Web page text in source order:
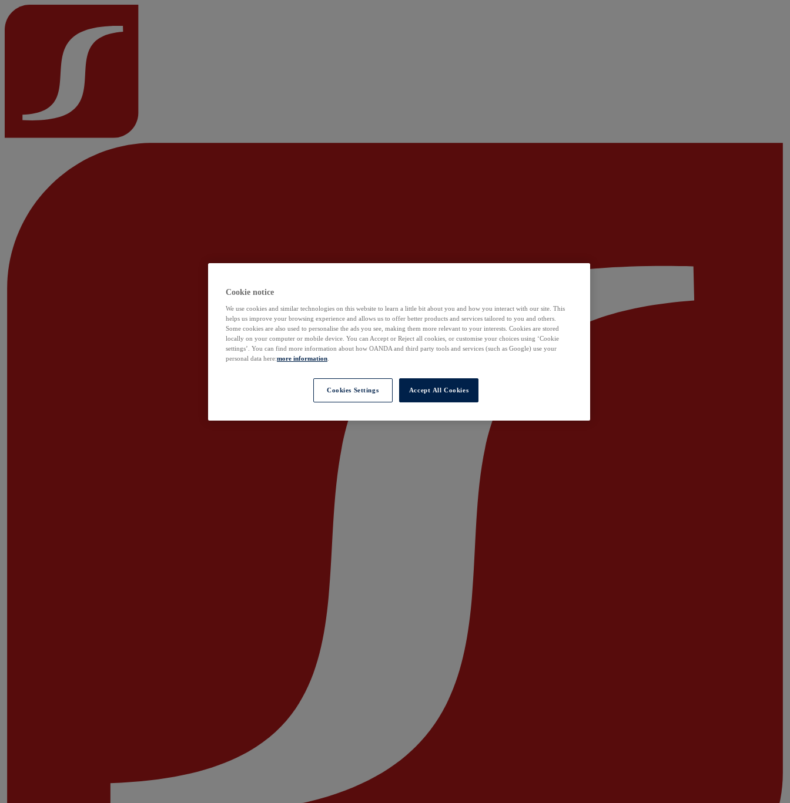
Cookie notice
We use cookies and similar technologies on this website to learn a little bit about you and how you interact with our site. This
helps us improve your browsing experience and allows us to offer better products and services tailored to you and others.
Some cookies are also used to personalise the ads you see, making them more relevant to your interests. Cookies are stored
locally on your computer or mobile device. You can Accept or Reject all cookies, or customise your choices using ‘Cookie
settings’. You can find more information about how OANDA and third party tools and services (such as Google) use your
personal data here:more information
Cookies Settings Accept All Cookies